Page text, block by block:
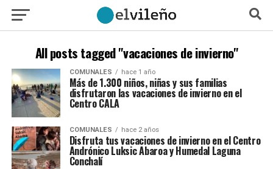
All posts tagged "vacaciones de invierno"
COMUNALES hace 1 año
Más de 1.300 niños, niñas y sus familias
disfrutaron las vacaciones de invierno en el
Centro CALA
COMUNALES hace 2 años
Disfruta tus vacaciones de invierno en el Centro
Andrónico Luksic Abaroa y Humedal Laguna
Conchalí